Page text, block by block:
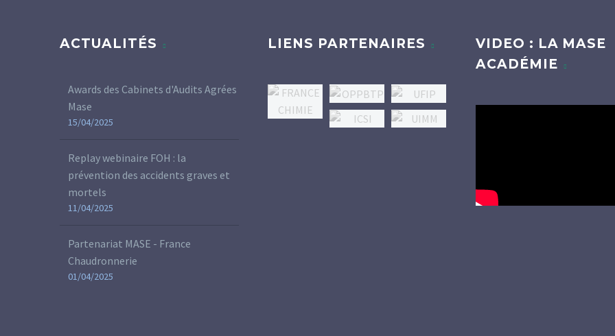
ACTUALITÉS
Awards des Cabinets d'Audits Agrées
Mase
15/04/2025
Replay webinaire FOH : la
prévention des accidents graves et
mortels
11/04/2025
Partenariat MASE - France
Chaudronnerie
01/04/2025
LIENS PARTENAIRES
VIDEO : LA MASE
ACADÉMIE